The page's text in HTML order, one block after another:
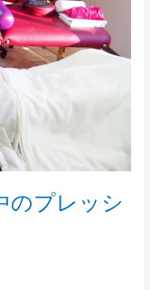
のプレッシ